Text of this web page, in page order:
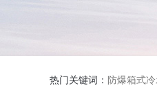
热门关键词： 防爆箱式